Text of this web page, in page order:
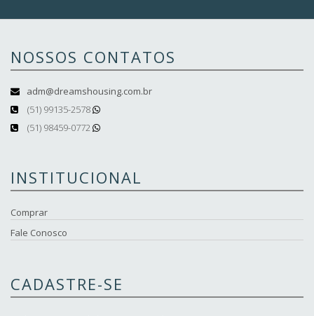
NOSSOS CONTATOS
adm@dreamshousing.com.br
(51) 99135-2578
(51) 98459-0772
INSTITUCIONAL
Comprar
Fale Conosco
CADASTRE-SE